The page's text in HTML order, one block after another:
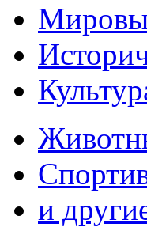
и